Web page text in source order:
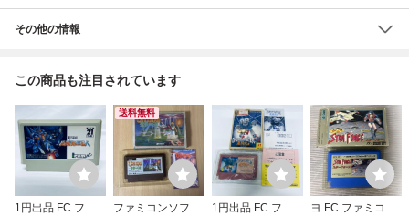
その他の情報
この商品も注目されています
1円出品 FC ファ
送料無料
ファミコンソフ
1円出品 FC ファ
ヨ FC ファミコン